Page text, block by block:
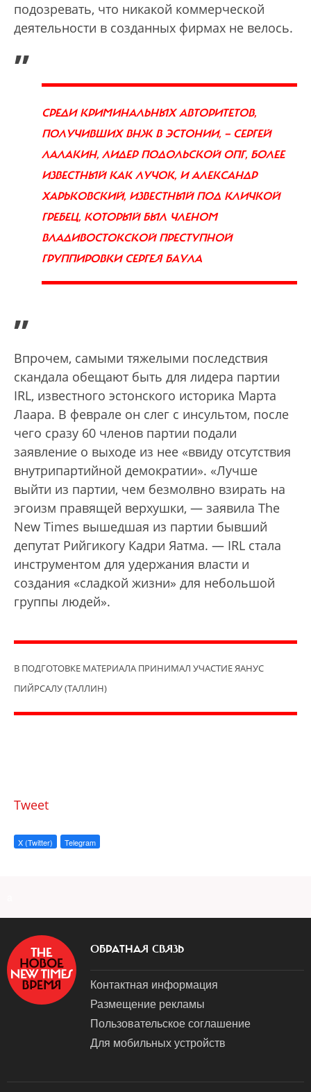
подозревать, что никакой коммерческой
деятельности в созданных фирмах не велось.
„
СРЕДИ КРИМИНАЛЬНЫХ АВТОРИТЕТОВ,
ПОЛУЧИВШИХ ВНЖ В ЭСТОНИИ, — СЕРГЕЙ
ЛАЛАКИН, ЛИДЕР ПОДОЛЬСКОЙ ОПГ, БОЛЕЕ
ИЗВЕСТНЫЙ КАК ЛУЧОК, И АЛЕКСАНДР
ХАРЬКОВСКИЙ, ИЗВЕСТНЫЙ ПОД КЛИЧКОЙ
ГРЕБЕЦ, КОТОРЫЙ БЫЛ ЧЛЕНОМ
ВЛАДИВОСТОКСКОЙ ПРЕСТУПНОЙ
ГРУППИРОВКИ СЕРГЕЯ БАУЛА
”
Впрочем, самыми тяжелыми последствия
скандала обещают быть для лидера партии
IRL, известного эстонского историка Марта
Лаара. В феврале он слег с инсультом, после
чего сразу 60 членов партии подали
заявление о выходе из нее «ввиду отсутствия
внутрипартийной демократии». «Лучше
выйти из партии, чем безмолвно взирать на
эгоизм правящей верхушки, — заявила The
New Times вышедшая из партии бывший
депутат Рийгикогу Кадри Яатма. — IRL стала
инструментом для удержания власти и
создания «сладкой жизни» для небольшой
группы людей».
В ПОДГОТОВКЕ МАТЕРИАЛА ПРИНИМАЛ УЧАСТИЕ ЯАНУС
ПИЙРСАЛУ (ТАЛЛИН)
Tweet
X (Twitter) Telegram
ОБРАТНАЯ СВЯЗЬ
Контактная информация
Размещение рекламы
Пользовательское соглашение
Для мобильных устройств